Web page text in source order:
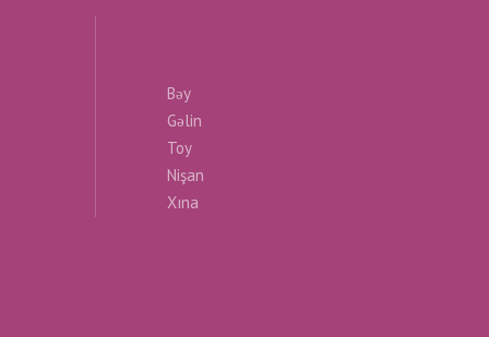
Bəy
Gəlin
Toy
Nişan
Xına